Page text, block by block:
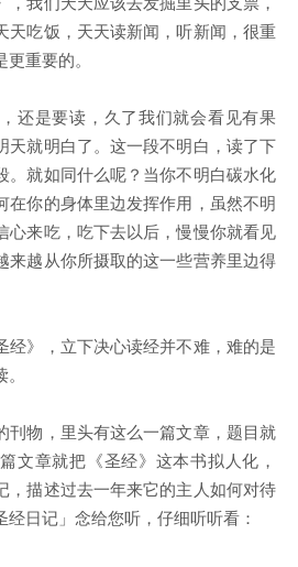
天吃饭，天天读新闻，听新闻，很重
重要的。
还是要读，久了我们就会看见有果
天就明白了。这一段不明白，读了下
。就如同什么呢？当你不明白碳水化
在你的身体里边发挥作用，虽然不明
心来吃，吃下去以后，慢慢你就看见
来越从你所摄取的这一些营养里边得
经》，立下决心读经并不难，难的是
刊物，里头有这么一篇文章，题目就
文章就把《圣经》这本书拟人化，
，描述过去一年来它的主人如何对待
日记」念给您听，仔细听听看：